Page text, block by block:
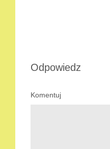
Odpowiedz
Komentuj